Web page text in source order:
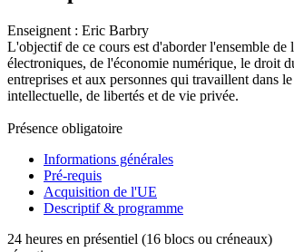
Enseignent : Eric Barbry
L'objectif de ce cours est d'aborder l'ensemble
électroniques, de l'économie numérique, le droit
entreprises et aux personnes qui travaillent dans
intellectuelle, de libertés et de vie privée.
Présence obligatoire
Informations générales
Pré-requis
Acquisition de l'UE
Descriptif & programme
24 heures en présentiel (16 blocs ou créneaux)